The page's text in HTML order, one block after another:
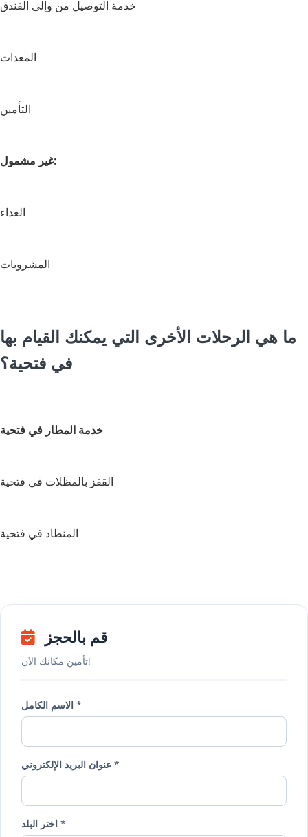
خدمة التوصيل من وإلى الفندق
المعدات
التأمين
غير مشمول:
الغداء
المشروبات
ما هي الرحلات الأخرى التي يمكنك القيام بها
في فتحية؟
خدمة المطار في فتحية
القفز بالمظلات في فتحية
المنطاد في فتحية
قم بالحجز
تأمين مكانك الآن!
الاسم الكامل *
عنوان البريد الإلكتروني *
اختر البلد *